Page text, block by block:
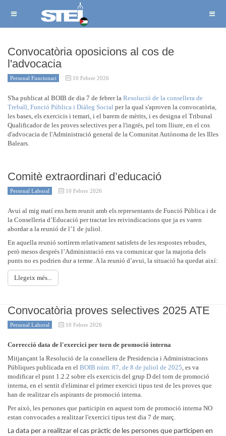
Convocatòria oposicions al cos de
l'advocacia
Personal Funcionari 10 Febrer 2026
S'ha publicat al BOIB de dia 7 de febrer la Resolució de la consellera de
Treball, Funció Pública i Diàleg Social per la qual s'aproven la convocatòria,
les bases, els exercicis i temari, i el barem de mèrits, i es designa el Tribunal
Qualificador de les proves selectives per a l'ingrés, pel torn lliure, en el cos
d'advocacia de l'Administració general de la Comunitat Autònoma de les Illes
Balears.
Comitè extraordinari d’educació
Personal Laboral 10 Febrer 2026
Avui al mig matí ens hem reunit amb els representants de Funció Pública i de
la Conselleria d’Educació per tractar les reivindicacions que ja es varen
abordar a la reunió de l’1 de juliol.
En aquella reunió sortírem relativament satisfets de les respostes rebudes,
però mesos després l’Administració ens va comunicar que la majoria dels
punts no es podrien dur a terme. A la reunió d’avui, la situació ha quedat així:
Llegeix més...
Convocatòria proves selectives 2025 ATE
Personal Laboral 10 Febrer 2026
Correcció data de l'exercici per torn de promoció interna
Mitjançant la Resolució de la consellera de Presidencia i Administracions
Públiques publicada en el BOIB núm. 87, de 8 de juliol de 2025, es va
modificar el punt 1.2.2 sobre els exercicis del grup D del torn de promoció
interna, en el sentit d'eliminar el primer exercici tipus test de les proves que
han de realitzar els aspirants de promoció interna.
Per això, les persones que participin en aquest torn de promoció interna NO
estan convocades a realitzar l'exercici tipus test dia 7 de març.
La data per a realitzar el cas pràctic de les persones que participen en